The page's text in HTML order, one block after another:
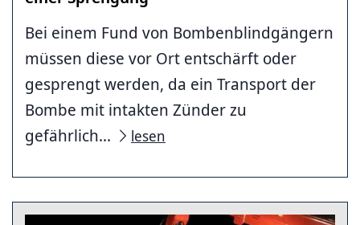
Bei einem Fund von Bombenblindgängern
müssen diese vor Ort entschärft oder
gesprengt werden, da ein Transport der
Bombe mit intakten Zünder zu
gefährlich...
lesen